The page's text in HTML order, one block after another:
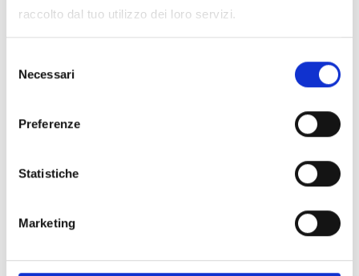
raccolto dal tuo utilizzo dei loro servizi.
delNecessari
Preferenze
Statistiche
Marketing
Impressioni